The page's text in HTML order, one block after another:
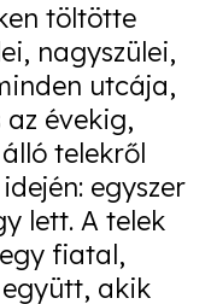
töltötte
nagyszülei,
utcája,
évekig,
telekről
egyszer
lett. A telek
fiatal,
akik